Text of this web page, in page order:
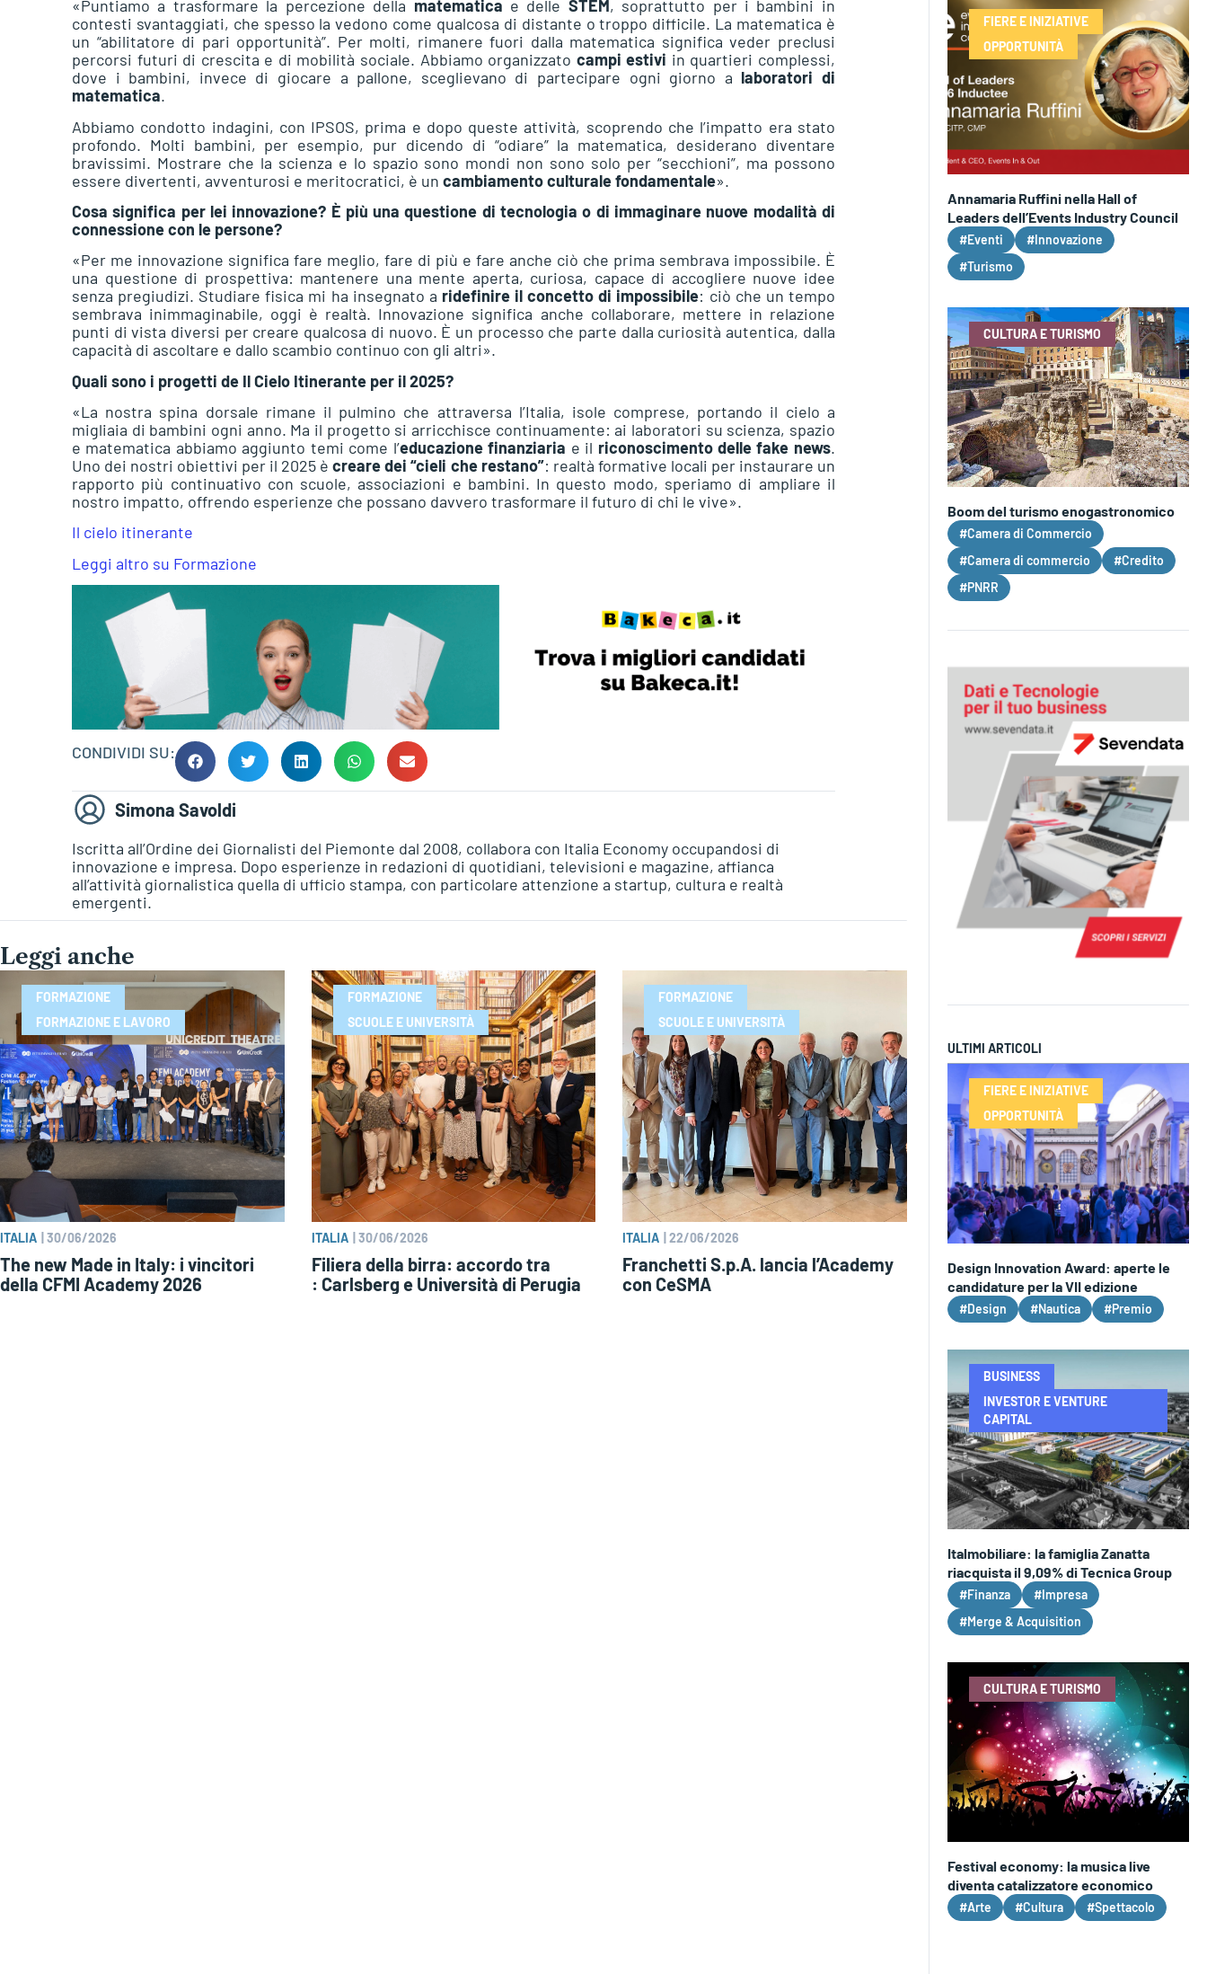
«Puntiamo a trasformare la percezione della matematica e delle STEM, soprattutto per i bambini in
contesti svantaggiati, che spesso la vedono come qualcosa di distante o troppo difficile. La matematica è
un “abilitatore di pari opportunità”. Per molti, rimanere fuori dalla matematica significa veder preclusi
percorsi futuri di crescita e di mobilità sociale. Abbiamo organizzato campi estivi in quartieri complessi,
dove i bambini, invece di giocare a pallone, sceglievano di partecipare ogni giorno a laboratori di
matematica.
Abbiamo condotto indagini, con IPSOS, prima e dopo queste attività, scoprendo che l’impatto era stato
profondo. Molti bambini, per esempio, pur dicendo di “odiare” la matematica, desiderano diventare
bravissimi. Mostrare che la scienza e lo spazio sono mondi non sono solo per “secchioni”, ma possono
essere divertenti, avventurosi e meritocratici, è un cambiamento culturale fondamentale».
Cosa significa per lei innovazione? È più una questione di tecnologia o di immaginare nuove modalità di
connessione con le persone?
«Per me innovazione significa fare meglio, fare di più e fare anche ciò che prima sembrava impossibile. È
una questione di prospettiva: mantenere una mente aperta, curiosa, capace di accogliere nuove idee
senza pregiudizi. Studiare fisica mi ha insegnato a ridefinire il concetto di impossibile: ciò che un tempo
sembrava inimmaginabile, oggi è realtà. Innovazione significa anche collaborare, mettere in relazione
punti di vista diversi per creare qualcosa di nuovo. È un processo che parte dalla curiosità autentica, dalla
capacità di ascoltare e dallo scambio continuo con gli altri».
Quali sono i progetti de Il Cielo Itinerante per il 2025?
«La nostra spina dorsale rimane il pulmino che attraversa l’Italia, isole comprese, portando il cielo a
migliaia di bambini ogni anno. Ma il progetto si arricchisce continuamente: ai laboratori su scienza, spazio
e matematica abbiamo aggiunto temi come l’educazione finanziaria e il riconoscimento delle fake news.
Uno dei nostri obiettivi per il 2025 ècreare dei “cieli che restano”: realtà formative locali per instaurare un
rapporto più continuativo con scuole, associazioni e bambini. In questo modo, speriamo di ampliare il
nostro impatto, offrendo esperienze che possano davvero trasformare il futuro di chi le vive».
Il cielo itinerante
Leggi altro su Formazione
CONDIVIDI SU:
Simona Savoldi
Iscritta all’Ordine dei Giornalisti del Piemonte dal 2008, collabora con Italia Economy occupandosi di
innovazione e impresa. Dopo esperienze in redazioni di quotidiani, televisioni e magazine, affianca
all’attività giornalistica quella di ufficio stampa, con particolare attenzione a startup, cultura e realtà
emergenti.
Leggi anche
FORMAZIONE
FORMAZIONE E LAVORO
ITALIA 30/06/2026
The new Made in Italy: i vincitori
della CFMI Academy 2026
FORMAZIONE
SCUOLE E UNIVERSITÀ
ITALIA 30/06/2026
Filiera della birra: accordo tra
: Carlsberg e Università di Perugia
FORMAZIONE
SCUOLE E UNIVERSITÀ
ITALIA |22/06/2026
Franchetti S.p.A. lancia l’Academy
con CeSMA
FIERE E INIZIATIVE
OPPORTUNITÀ
Annamaria Ruffini nella Hall of
Leaders dell’Events Industry Council
#Eventi
#Innovazione
#Turismo
CULTURA E TURISMO
Boom del turismo enogastronomico
#Camera di Commercio
#Camera di commercio
#Credito
#PNRR
ULTIMI ARTICOLI
FIERE E INIZIATIVE
OPPORTUNITÀ
Design Innovation Award: aperte le
candidature per la VII edizione
#Design #Nautica #Premio
BUSINESS
INVESTOR E VENTURE
CAPITAL
Italmobiliare: la famiglia Zanatta
riacquista il 9,09% di Tecnica Group
#Finanza
#Impresa
#Merge & Acquisition
CULTURA E TURISMO
Festival economy: la musica live
diventa catalizzatore economico
#Arte #Cultura #Spettacolo